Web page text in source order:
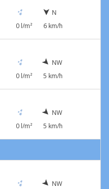
0 l/m²
N
6 km/h
0 l/m²
NW
5 km/h
0 l/m²
NW
5 km/h
NW